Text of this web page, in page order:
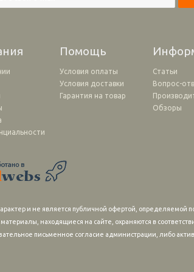
Помощь
Условия оплаты
Условия доставки
Гарантия на товар
Статьи
Вопрос-
Обзоры
и не является публичной офертой, определяемой
находящиеся на сайте, охраняются в
письменное согласие администрации, либо